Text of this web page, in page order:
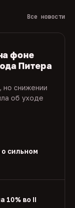
Все новости
фоне
Питера
но снижении
об уходе
о сильном
10% во II